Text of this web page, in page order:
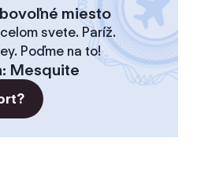
miesto
svete. Paríž.
Poďme na to!
: Mesquite